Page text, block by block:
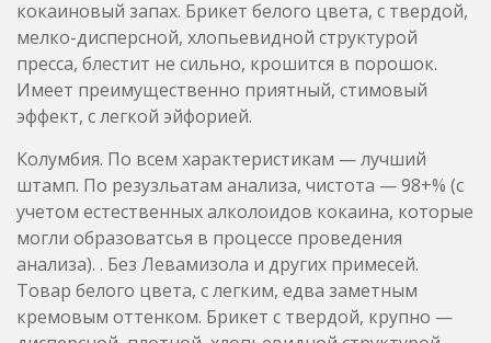
Колумбия. По всем характеристикам — лучший
штамп. По резузльатам анализа, чистота — 98+% (с
учетом естественных алколоидов кокаина, которые
могли образоватсья в процессе проведения
анализа). . Без Левамизола и других примесей.
Товар белого цвета, с легким, едва заметным
кремовым оттенком. Брикет с твердой, крупно —
дисперсной, плотной, хлопьевидной структурой
пресса, с ярко выраженным перламутровым
блеском, крошится хлопьями. Имеет сильно
выраженный кокаиновый запах. Из эффектов —
преимущественно эйфория, но стимуляция тоже
ярко выражена.